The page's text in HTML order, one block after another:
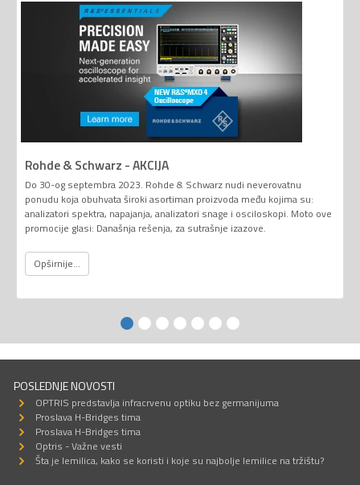
Rohde & Schwarz - AKCIJA
Do 30-og septembra 2023. Rohde & Schwarz nudi neverovatnu
ponudu koja obuhvata široki asortiman proizvoda među kojima su:
analizatori spektra, napajanja, analizatori snage i osciloskopi. Moto ove
promocije glasi: Današnja rešenja, za sutrašnje izazove.
Opširnije...
POSLEDNJE NOVOSTI
OPTRIS predstavlja infracrvenu optiku bez germanijuma
Proslava H-Bridges tima
Proslava H-Bridges tima
Optris - Važne vesti
Šta je lemilica, kako se koristi i koje su najbolje lemilice na tržištu?